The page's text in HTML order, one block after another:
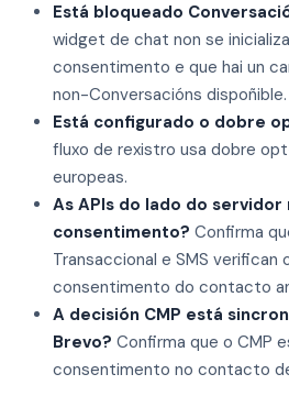
Está bloqueado
widget de chat non se
consentimento e que hai un
non-Conversacións dispoñible.
Está configurado o dobre
fluxo de rexistro usa dobre
europeas.
As APIs do lado do
consentimento? Confirma
Transaccional e SMS verifican
consentimento do contacto
A decisión CMP está
Brevo? Confirma que o CMP
consentimento no contacto